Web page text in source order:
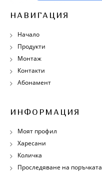
НАВИГАЦИЯ
Начало
Продукти
Монтаж
Контакти
Абонамент
ИНФОРМАЦИЯ
Моят профил
Харесани
Количка
Проследяване на поръчката